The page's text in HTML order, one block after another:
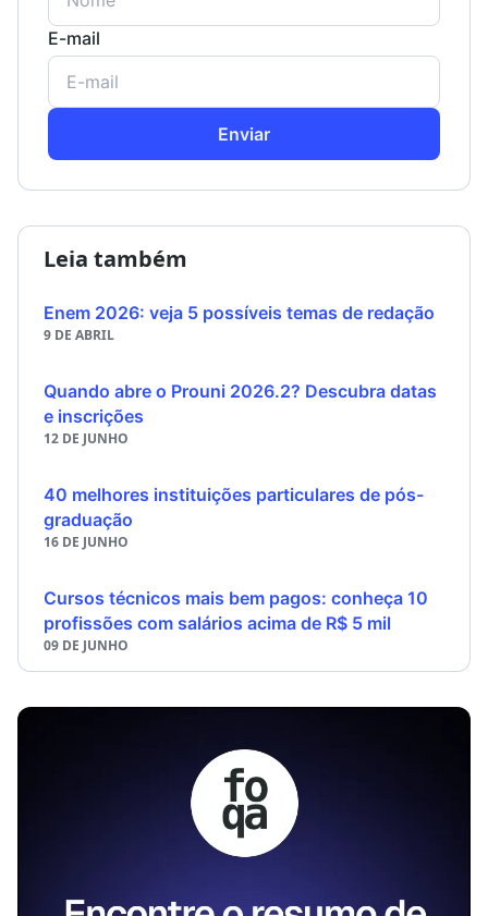
E-mail
Enviar
Leia também
Enem 2026: veja 5 possíveis temas de redação
9 DE ABRIL
Quando abre o Prouni 2026.2? Descubra datas
e inscrições
12 DE JUNHO
40 melhores instituições particulares de pós-
graduação
16 DE JUNHO
Cursos técnicos mais bem pagos: conheça 10
profissões com salários acima de R$ 5 mil
09 DE JUNHO